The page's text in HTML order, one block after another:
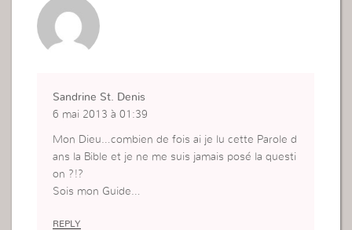
Sandrine St. Denis
6 mai 2013 à 01:39
Mon Dieu…combien de fois ai je lu cette Parole d
ans la Bible et je ne me suis jamais posé la questi
on ?!?
Sois mon Guide…
REPLY